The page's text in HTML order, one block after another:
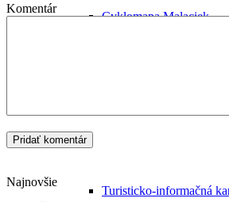
Cyklomapa Malaciek
Turisticko-informačná
Komentár
Najnovšie